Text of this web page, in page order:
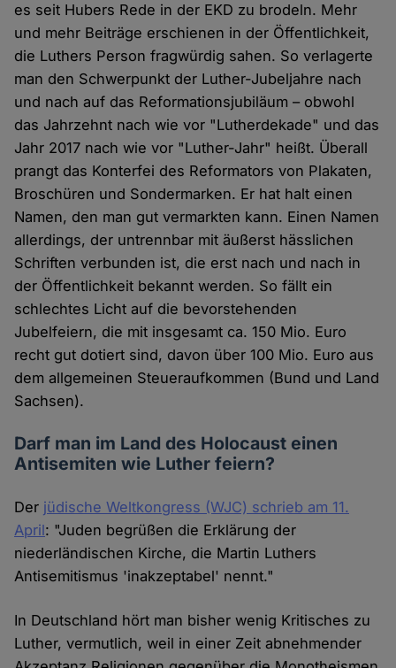
es seit Hubers Rede in der EKD zu brodeln. Mehr
und mehr Beiträge erschienen in der Öffentlichkeit,
die Luthers Person fragwürdig sahen. So verlagerte
man den Schwerpunkt der Luther-Jubeljahre nach
und nach auf das Reformationsjubiläum – obwohl
das Jahrzehnt nach wie vor "Lutherdekade" und das
Jahr 2017 nach wie vor "Luther-Jahr" heißt. Überall
prangt das Konterfei des Reformators von Plakaten,
Broschüren und Sondermarken. Er hat halt einen
Namen, den man gut vermarkten kann. Einen Namen
allerdings, der untrennbar mit äußerst hässlichen
Schriften verbunden ist, die erst nach und nach in
der Öffentlichkeit bekannt werden. So fällt ein
schlechtes Licht auf die bevorstehenden
Jubelfeiern, die mit insgesamt ca. 150 Mio. Euro
recht gut dotiert sind, davon über 100 Mio. Euro aus
dem allgemeinen Steueraufkommen (Bund und Land
Sachsen).
Darf man im Land des Holocaust einen
Antisemiten wie Luther feiern?
Der jüdische Weltkongress (WJC) schrieb am 11.
April: "Juden begrüßen die Erklärung der
niederländischen Kirche, die Martin Luthers
Antisemitismus 'inakzeptabel' nennt."
In Deutschland hört man bisher wenig Kritisches zu
Luther, vermutlich, weil in einer Zeit abnehmender